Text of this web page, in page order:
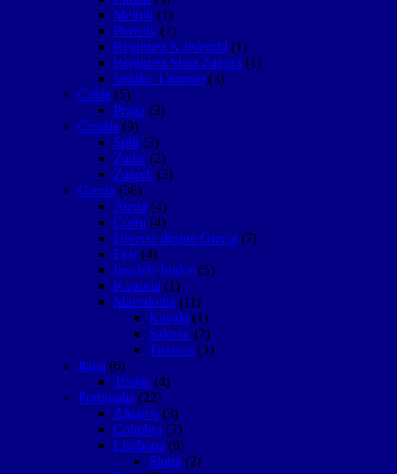
Melnik (1)
Plovdiv (2)
Regiunea Kiustendil (1)
Regiunea Stara Zagora (1)
Vekiko Târnovo (3)
Cehia (5)
Praga (3)
Croatia (9)
Split (3)
Zadar (2)
Zagreb (3)
Grecia (38)
Atena (4)
Corfu (4)
Diverse despre Grecia (7)
Epir (4)
Insulele Ionice (5)
Kastoria (1)
Macedonia (11)
Kavala (1)
Salonic (2)
Thassos (3)
Italia (6)
Trieste (4)
Portugalia (22)
Algarve (3)
Coimbra (3)
Lisabona (9)
Sintra (2)